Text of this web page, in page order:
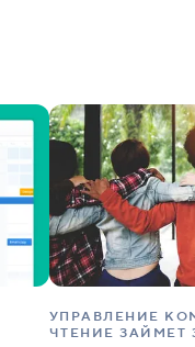
УПРАВЛЕНИЕ
ЧТЕНИЕ ЗАЙМЕТ